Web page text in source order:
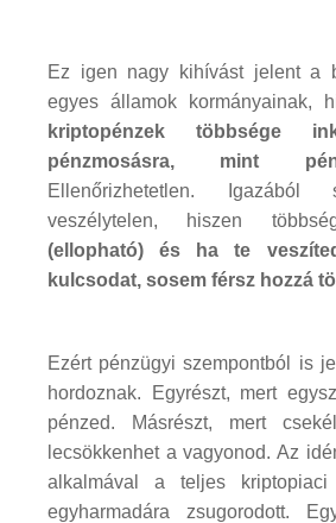
Ez igen nagy kihívást jelent a
egyes államok kormányainak,
kriptopénzek többsége
pénzmosásra, mint
Ellenőrizhetetlen. Igazából
veszélytelen, hiszen
(ellopható) és ha te
kulcsodat, sosem férsz hozzá
Ezért pénzügyi szempontból is
hordoznak. Egyrészt, mert
pénzed. Másrészt, mert
lecsökkenhet a vagyonod. Az
alkalmával a teljes
egyharmadára zsugorodott.